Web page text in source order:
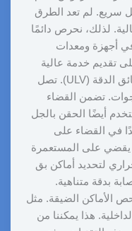
سريع. لم تعد الطرق
لذلك، نحرص دائمًا
أجهزة ومعدات
تقديم خدمة عالية
الدقة. نستخدم أجهزة الرش بالرذاذ فائق الدقة (ULV). تصل
تضمن القضاء
أيضًا الحقن بالجل
في القضاء على
يقضي على المستعمرة
لتحديد أماكن بق
بدقة متناهية.
الأماكن الضيقة. مثل
هذا يمكننا من